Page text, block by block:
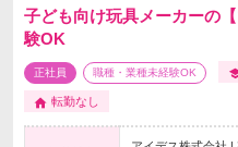
子ども向け玩具メーカーの
験OK
正社員 職種・業種未経験OK
転勤なし